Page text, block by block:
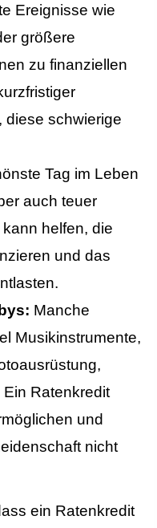
Ereignisse wie
größere
zu finanziellen
diese schwierige
Tag im Leben
auch teuer
helfen, die
und das
Manche
Musikinstrumente,
Ratenkredit
und
nicht
ein Ratenkredit